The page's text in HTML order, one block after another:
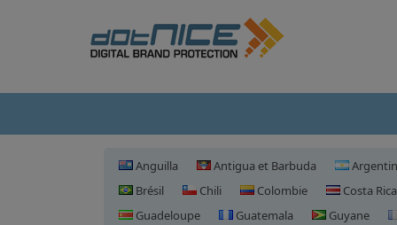
Anguilla Antigua et Barbuda
Brésil
Chili Colombie Costa Rica
Guadeloupe
Guatemala Guyane